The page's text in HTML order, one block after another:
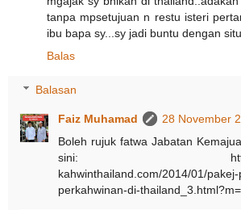
tanpa mpsetujuan n restu isteri
ibu bapa sy...sy jadi buntu dengan
Balas
Balasan
Faiz Muhamad
28 November
Boleh rujuk fatwa Jabatan
sini: http://
kahwinthailand.com/2014/01/
perkahwinan-di-